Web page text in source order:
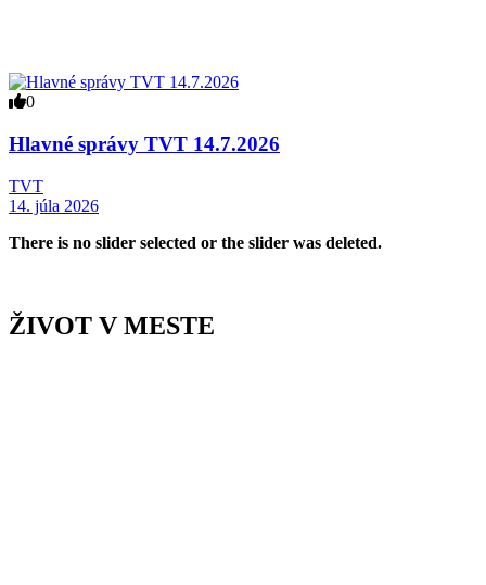
0
Hlavné správy TVT 14.7.2026
TVT
14. júla 2026
There is no slider selected or the slider was deleted.
ŽIVOT V MESTE